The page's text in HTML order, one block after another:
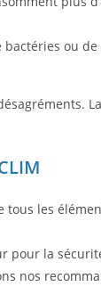
ou de
les
pour la
nos